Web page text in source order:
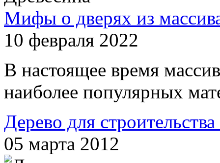
Мифы о дверях из
10 февраля 2022
В настоящее время
наиболее популярных
Дерево для
05 марта 2012